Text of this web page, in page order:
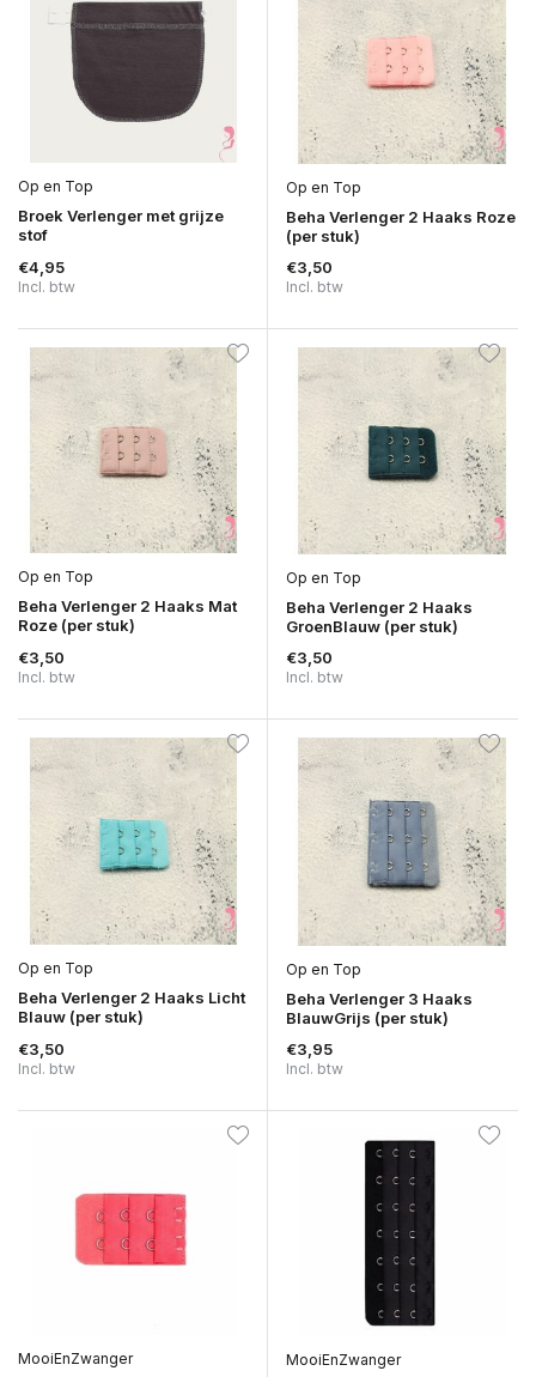
Op en Top
Broek Verlenger met grijze
stof
€4,95
Incl. btw
Op en Top
Beha Verlenger 2 Haaks Roze
(per stuk)
€3,50
Incl. btw
Op en Top
Beha Verlenger 2 Haaks Mat
Roze (per stuk)
€3,50
Incl. btw
Op en Top
Beha Verlenger 2 Haaks
GroenBlauw (per stuk)
€3,50
Incl. btw
Op en Top
Beha Verlenger 2 Haaks Licht
Blauw (per stuk)
€3,50
Incl. btw
Op en Top
Beha Verlenger 3 Haaks
BlauwGrijs (per stuk)
€3,95
Incl. btw
MooiEnZwanger MooiEnZwanger